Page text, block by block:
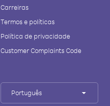
Carreiras
Termos e políticas
Política de privacidade
Customer Complaints Code
Português